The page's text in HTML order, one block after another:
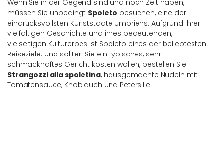
Wenn Sie in der Gegend sind und noch Zeit haben,
müssen Sie unbedingt Spoleto besuchen, eine der
eindrucksvollsten Kunststädte Umbriens. Aufgrund ihrer
vielfältigen Geschichte und ihres bedeutenden,
vielseitigen Kulturerbes ist Spoleto eines der beliebtesten
Reiseziele. Und sollten Sie ein typisches, sehr
schmackhaftes Gericht kosten wollen, bestellen Sie
Strangozzi alla spoletina, hausgemachte Nudeln mit
Tomatensauce, Knoblauch und Petersilie.